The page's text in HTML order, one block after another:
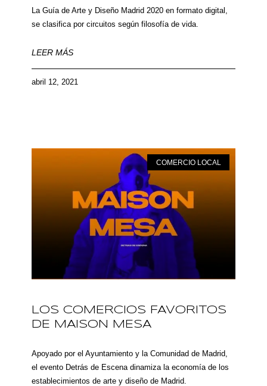
La Guía de Arte y Diseño Madrid 2020 en formato digital,
se clasifica por circuitos según filosofía de vida.
LEER MÁS
abril 12, 2021
COMERCIO LOCAL
LOS COMERCIOS FAVORITOS
DE MAISON MESA
Apoyado por el Ayuntamiento y la Comunidad de Madrid,
el evento Detrás de Escena dinamiza la economía de los
establecimientos de arte y diseño de Madrid.